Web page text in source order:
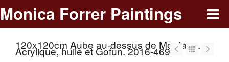
Monica Forrer Paintings
120x120cm Aube au-dessus de Montana.
Acrylique, huile et Gofun. 2016-469